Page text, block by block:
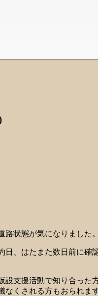
状態が気になりました
、はたまた数日前に
支援活動で知り合った
くされる方もおられま